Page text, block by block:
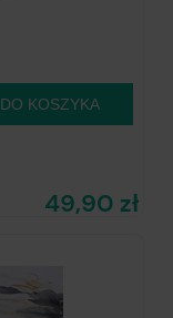
49,90 zł
DO KOSZYKA